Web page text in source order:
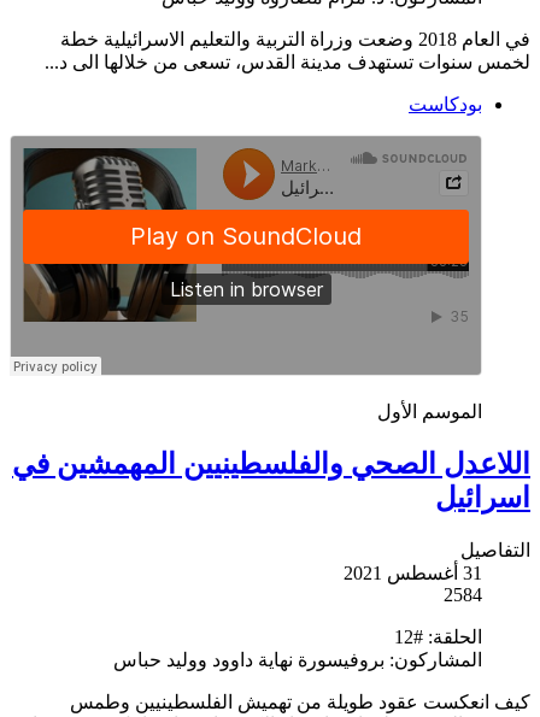
في العام 2018 وضعت وزراة التربية والتعليم الاسرائيلية خطة
لخمس سنوات تستهدف مدينة القدس، تسعى من خلالها الى د...
بودكاست
الموسم الأول
اللاعدل الصحي والفلسطينيين المهمشين في
اسرائيل
التفاصيل
31 أغسطس 2021
2584
الحلقة: #12
المشاركون: بروفيسورة نهاية داوود ووليد حباس
كيف انعكست عقود طويلة من تهميش الفلسطينيين وطمس